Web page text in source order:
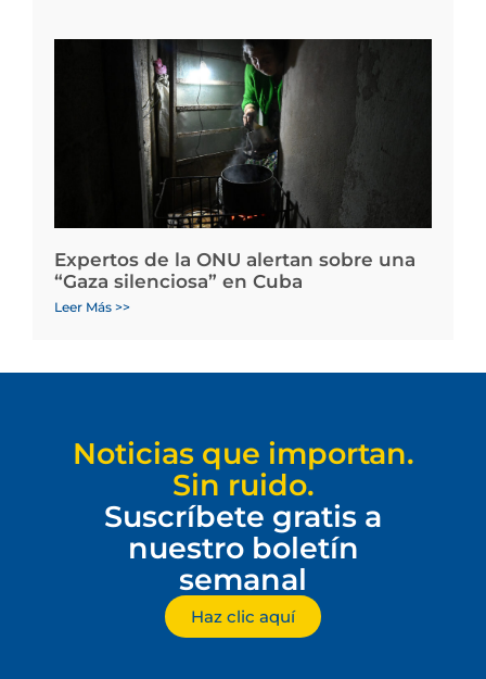
Expertos de la ONU alertan sobre una
“Gaza silenciosa” en Cuba
Leer Más >>
Noticias que importan.
Sin ruido.
Suscríbete gratis a
nuestro boletín
semanal
Haz clic aquí